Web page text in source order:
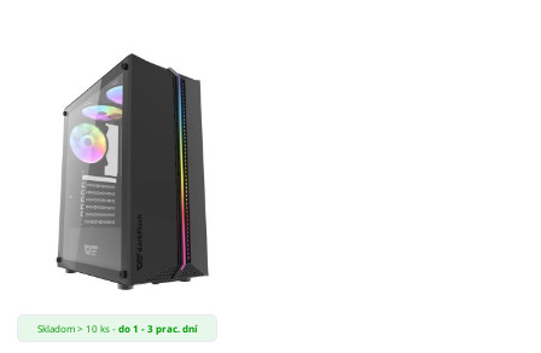
Skladom > 10 ks -do 1 - 3 prac. dní